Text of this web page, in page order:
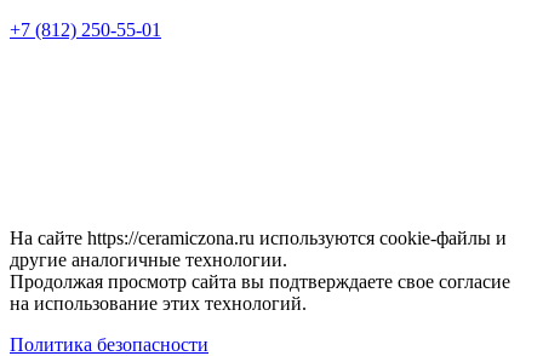
+7 (812) 250-55-01
На сайте https://ceramiczona.ru используются coоkie-файлы и
другие аналогичные технологии.
Продолжая просмотр сайта вы подтверждаете свое согласие
на использование этих технологий.
Политика безопасности